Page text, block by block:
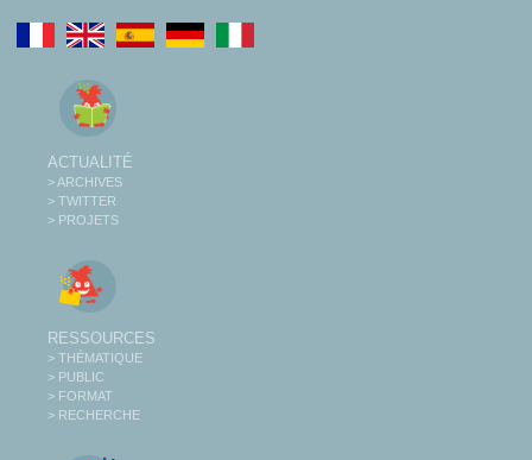
ACTUALITÉ
> ARCHIVES
> TWITTER
> PROJETS
RESSOURCES
> THÉMATIQUE
> PUBLIC
> FORMAT
> RECHERCHE